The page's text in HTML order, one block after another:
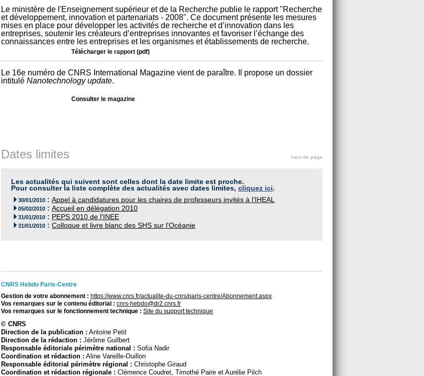
Le ministère de l'Enseignement supérieur et de la Recherche publie le rapport "Recherche
et développement, innovation et partenariats - 2008". Ce document présente les mesures
mises en place pour développer les activités de recherche et d’innovation dans les
entreprises, soutenir les créateurs d’entreprises innovantes et favoriser l’échange des
connaissances entre les entreprises et les organismes et établissements de recherche.
Télécharger le rapport (pdf)
Le 16e numéro de CNRS International Magazine vient de paraître. Il propose un dossier
intitulé Nanotechnology update.
Consulter le magazine
Dates limites haut de page
Les actualités qui suivent sont celles dont la date limite est proche.
Pour consulter la liste complète des actualités avec dates limites, cliquez ici.
30/01/2010 : Appel à candidatures pour les chaires de professeurs invités à l'IHEAL
05/02/2010 : Accueil en délégation 2010
31/01/2010 : PEPS 2010 de l'INEE
31/01/2010 : Colloque et livre blanc des SHS sur l'Océanie
CNRS Hebdo Paris-Centre
Gestion de votre abonnement : https://www.cnrs.fr/actualite-du-cnrs/paris-centre/Abonnement.aspx
Vos remarques sur le contenu éditorial : cnrs-hebdo@dr2.cnrs.fr
Vos remarques sur le fonctionnement technique : Site du support technique
© CNRS
Direction de la publication : Antoine Petit
Direction de la rédaction : Jérôme Guilbert
Responsable éditoriale périmètre national : Sofia Nadir
Coordination et rédaction : Aline Vareille-Ouillon
Responsable éditorial périmètre régional : Christophe Giraud
Coordination et rédaction régionale : Clémence Coudret, Timothé Paire et Aurélie Pilch